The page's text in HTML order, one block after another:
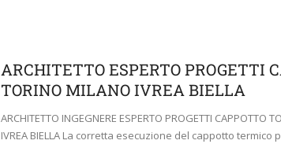
ARCHITETTO ESPERTO PROGETTI
TORINO MILANO IVREA BIELLA
ARCHITETTO INGEGNERE ESPERTO PROGETTI CAPPOTTO
IVREA BIELLA La corretta esecuzione del cappotto termico